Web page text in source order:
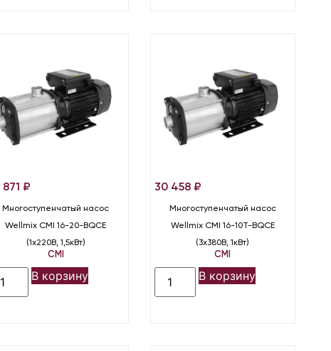
₽
Многоступенчатый насос
Wellmix CMI 16-20-BQCE
(1х220В, 1,5кВт)
CMI
В корзину
30 458 ₽
Многоступенчатый насос
Wellmix CMI 16-10T-BQCE
(3х380В, 1кВт)
CMI
В корзину